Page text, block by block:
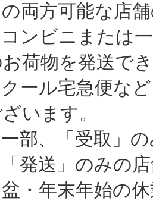
両方可能な店
ビニまたは一
荷物を発送で
ル宅急便など
います。
、「受取」の
送」のみの店
・年末年始の